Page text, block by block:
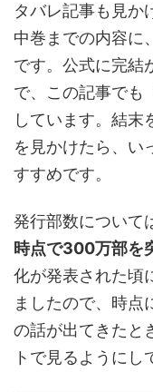
タバレ記事も見か
中巻までの内容に
です。公式に完結
で、この記事でも
しています。結末
を見かけたら、い
すすめです。
発行部数について
時点で300万部を
化が発表された頃
ましたので、時点
の話が出てきたと
トで見るようにし